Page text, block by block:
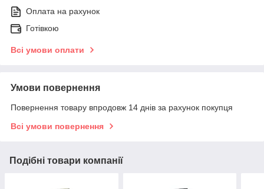
Оплата на рахунок
Готівкою
Всі умови оплати
Умови повернення
Повернення товару впродовж 14 днів за рахунок покупця
Всі умови повернення
Подібні товари компанії